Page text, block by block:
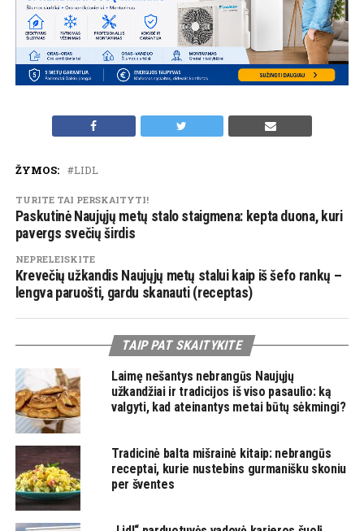
ŽYMOS: LIDL
TURITE TAI PERSKAITYTI!
Paskutinė Naujųjų metų stalo staigmena: kepta duona, kuri
pavergs svečių širdis
NEPRELEISKITE
Krevečių užkandis Naujųjų metų stalui kaip iš šefo rankų –
lengva paruošti, gardu skanauti (receptas)
TAIP PAT SKAITYKITE
Laimę nešantys nebrangūs Naujųjų
užkandžiai ir tradicijos iš viso pasaulio: ką
valgyti, kad ateinantys metai būtų sėkmingi?
Tradicinė balta mišrainė kitaip: nebrangūs
receptai, kurie nustebins gurmanišku skoniu
per šventes